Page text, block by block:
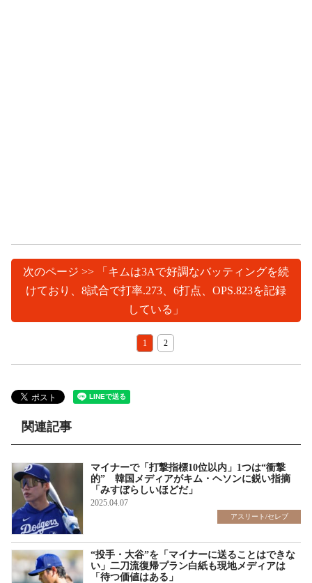
次のページ >> 「キムは3Aで好調なバッティングを続
けており、8試合で打率.273、6打点、OPS.823を記録
している」
1 2
関連記事
マイナーで「打撃指標10位以内」1つは“衝撃
的” 韓国メディアがキム・ヘソンに鋭い指摘
「みすぼらしいほどだ」
2025.04.07
アスリート/セレブ
“投手・大谷”を「マイナーに送ることはできな
い」二刀流復帰プラン白紙も現地メディアは
「待つ価値はある」